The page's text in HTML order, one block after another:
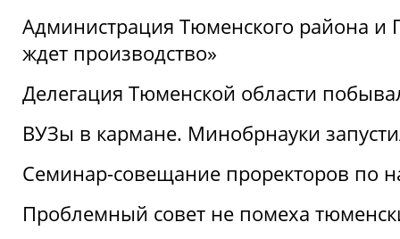
Администрация Тюменского района и
ждет производство»
Делегация Тюменской области
ВУЗы в кармане. Минобрнауки
Семинар-совещание проректоров по
Проблемный совет не помеха